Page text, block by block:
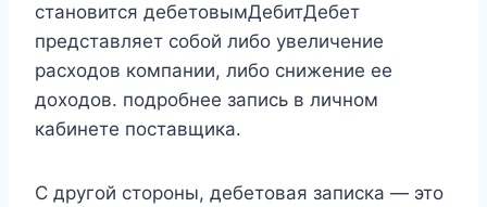
становится дебетовымДебитДебет
представляет собой либо увеличение
расходов компании, либо снижение ее
доходов. подробнее запись в личном
кабинете поставщика.
С другой стороны, дебетовая записка — это